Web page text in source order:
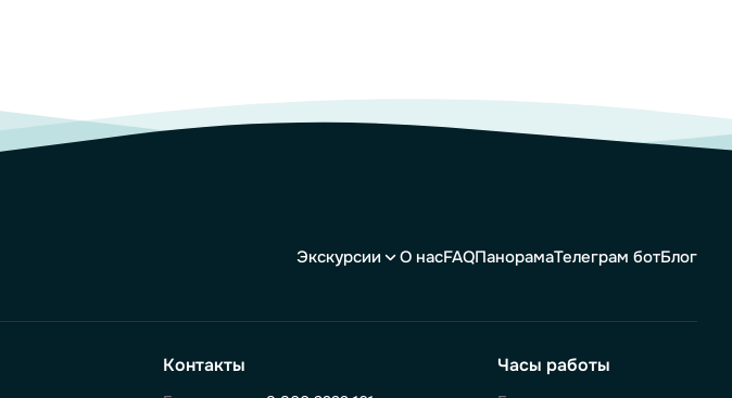
Экскурсии О насFAQПанорамаТелеграм ботБлог
Контакты Часы работы